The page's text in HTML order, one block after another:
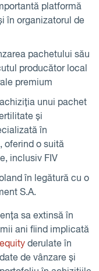
platformă
în organizatorul de
pachetului său
producător local
premium
unui pachet
și
în
oferind o suită
inclusiv FIV
în legătură cu o
S.A.
sa extinsă în
ani fiind implicată
derulate în
de vânzare și